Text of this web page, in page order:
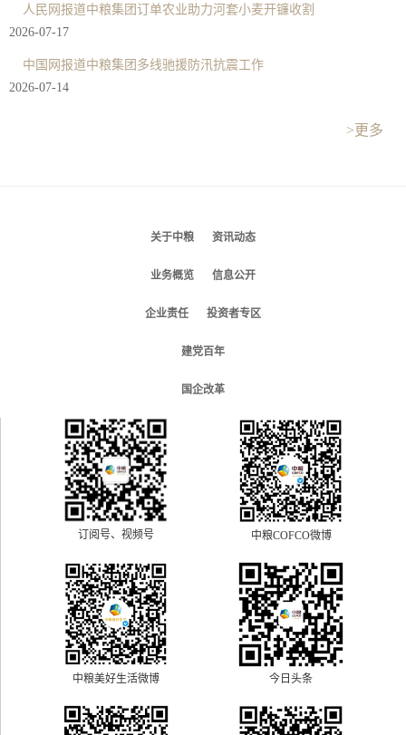
人民网报道中粮集团订单农业助力河套小麦开镰收割
2026-07-17
中国网报道中粮集团多线驰援防汛抗震工作
2026-07-14
>更多
关于中粮 资讯动态
业务概览 信息公开
企业责任 投资者专区
建党百年
国企改革
订阅号、视频号 中粮COFCO微博
中粮美好生活微博 今日头条